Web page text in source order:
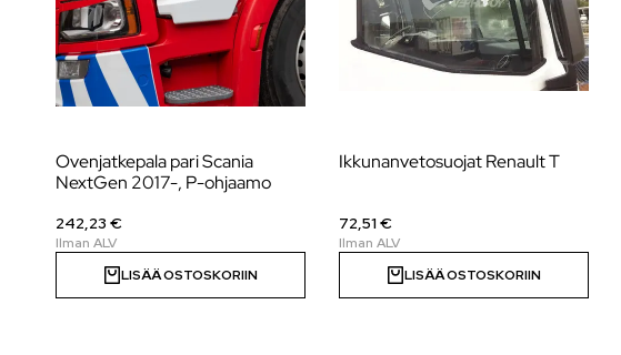
Ovenjatkepala pari Scania
NextGen 2017-, P-ohjaamo
242,23 €
LISÄÄ OSTOSKORIIN
Ikkunanvetosuojat Renault T
72,51 €
LISÄÄ OSTOSKORIIN